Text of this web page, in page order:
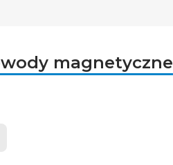
magnetyczne
produkty